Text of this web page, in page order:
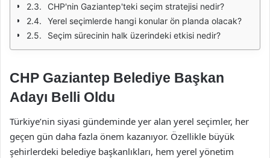
CHP'nin Gaziantep'teki seçim stratejisi nedir?
Yerel seçimlerde hangi konular ön planda olacak?
Seçim sürecinin halk üzerindeki etkisi nedir?
CHP Gaziantep Belediye Başkan
Adayı Belli Oldu
Türkiye’nin siyasi gündeminde yer alan yerel seçimler, her
geçen gün daha fazla önem kazanıyor. Özellikle büyük
şehirlerdeki belediye başkanlıkları, hem yerel yönetim